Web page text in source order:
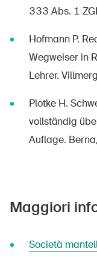
333 Abs. 1
Hofmann P.
Wegweiser in
Lehrer.
Plotke H.
vollständig
Auflage.
Maggiori
Società